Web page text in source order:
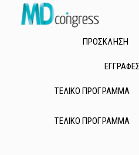
ΠΡΟΣΚΛΗΣΗ
ΕΓΓΡΑΦΕΣ
ΤΕΛΙΚΟ ΠΡΟΓΡΑΜΜΑ
ΠΡΟΣΚΛΗΣΗ
ΕΓΓΡΑΦΕΣ
ΤΕΛΙΚΟ ΠΡΟΓΡΑΜΜΑ